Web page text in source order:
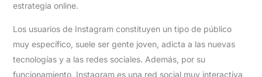
estrategia online.
Los usuarios de Instagram constituyen un tipo de público
muy específico, suele ser gente joven, adicta a las nuevas
tecnologías y a las redes sociales. Además, por su
funcionamiento, Instagram es una red social muy interactiva,